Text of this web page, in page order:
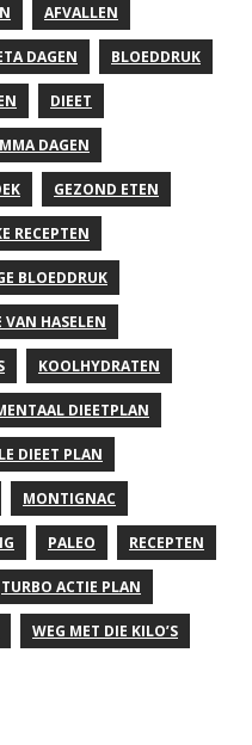
AFVALLEN
DAGEN BLOEDDRUK
DIEET
DAGEN
GEZOND ETEN
RECEPTEN
BLOEDDRUK
VAN HASELEN
KOOLHYDRATEN
DIEETPLAN
DIEET PLAN
MONTIGNAC
PALEO RECEPTEN
TURBO ACTIE PLAN
WEG MET DIE KILO’S